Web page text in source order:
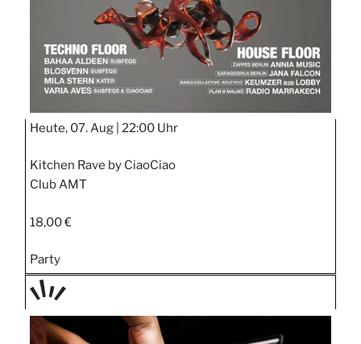
Heute, 07. Aug | 22:00 Uhr
Kitchen Rave by CiaoCiao
Club AMT
18,00 €
Party
TAGE
STIPP